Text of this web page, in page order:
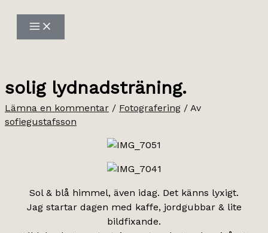
innehåll
solig lydnadsträning.
Lämna en kommentar / Fotografering / Av
sofiegustafsson
Sol & blå himmel, även idag. Det känns lyxigt.
Jag startar dagen med kaffe, jordgubbar & lite
bildfixande.